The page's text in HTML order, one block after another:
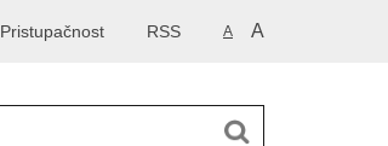
A A
RSS
Pristupačnost